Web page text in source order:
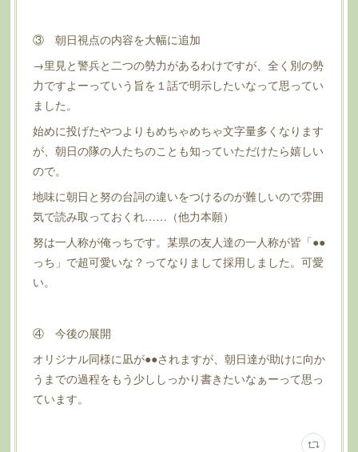
③ 朝日視点の内容を大幅に追加
→里見と警兵と二つの勢力があるわけですが、全く別の勢
力ですよーっていう旨を１話で明示したいなって思ってい
ました。
始めに投げたやつよりもめちゃめちゃ文字量多くなります
が、朝日の隊の人たちのことも知っていただけたら嬉しい
ので。
地味に朝日と努の台詞の違いをつけるのが難しいので雰囲
気で読み取っておくれ……（他力本願）
努は一人称が俺っちです。某県の友人達の一人称が皆「●●
っち」で超可愛いな？ってなりまして採用しました。可愛
い。
④ 今後の展開
オリジナル同様に凪が●●されますが、朝日達が助けに向か
うまでの過程をもう少ししっかり書きたいなぁーって思っ
ています。